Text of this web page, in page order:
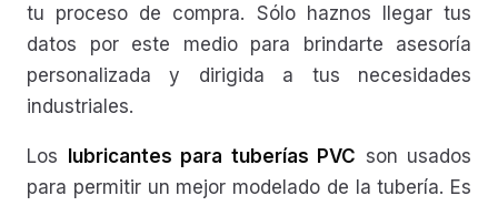
tu proceso de compra. Sólo haznos llegar tus
datos por este medio para brindarte asesoría
personalizada y dirigida a tus necesidades
industriales.
Los lubricantes para tuberías PVC son usados
para permitir un mejor modelado de la tubería. Es